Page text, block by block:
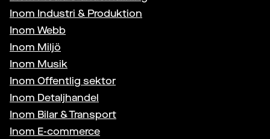
Inom Industri & Produktion
Inom Webb
Inom Miljö
Inom Musik
Inom Offentlig sektor
Inom Detaljhandel
Inom Bilar & Transport
Inom E-commerce